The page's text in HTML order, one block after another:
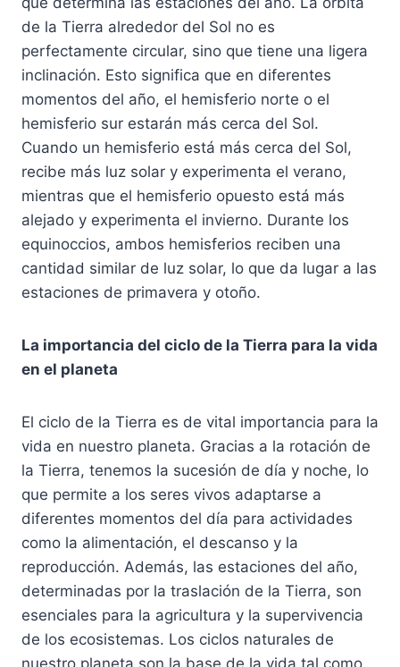
de la Tierra alrededor del Sol no es
perfectamente circular, sino que tiene una ligera
inclinación. Esto significa que en diferentes
momentos del año, el hemisferio norte o el
hemisferio sur estarán más cerca del Sol.
Cuando un hemisferio está más cerca del Sol,
recibe más luz solar y experimenta el verano,
mientras que el hemisferio opuesto está más
alejado y experimenta el invierno. Durante los
equinoccios, ambos hemisferios reciben una
cantidad similar de luz solar, lo que da lugar a las
estaciones de primavera y otoño.
La importancia del ciclo de la Tierra para la vida
en el planeta
El ciclo de la Tierra es de vital importancia para la
vida en nuestro planeta. Gracias a la rotación de
la Tierra, tenemos la sucesión de día y noche, lo
que permite a los seres vivos adaptarse a
diferentes momentos del día para actividades
como la alimentación, el descanso y la
reproducción. Además, las estaciones del año,
determinadas por la traslación de la Tierra, son
esenciales para la agricultura y la supervivencia
de los ecosistemas. Los ciclos naturales de